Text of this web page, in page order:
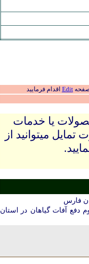
صفحهEdit اقدام فرمایید
یا خدمات
میتوانید از
فارس
آفات گیاهان در استان